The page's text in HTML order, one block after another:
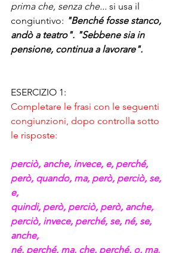
prima che, senza che... si usa il
congiuntivo: "Benché fosse stanco,
andò a teatro". "Sebbene sia in
pensione, continua a lavorare".
ESERCIZIO 1:
Completare le frasi con le seguenti
congiunzioni, dopo controlla sotto
le risposte:
perciò, anche, invece, e, perché,
però, quando, ma, però, perciò, se,
e,
quindi, però, perciò, però, anche,
perciò, invece, perché, se, né, se,
anche,
né, perché, ma, che, perché, o, ma.